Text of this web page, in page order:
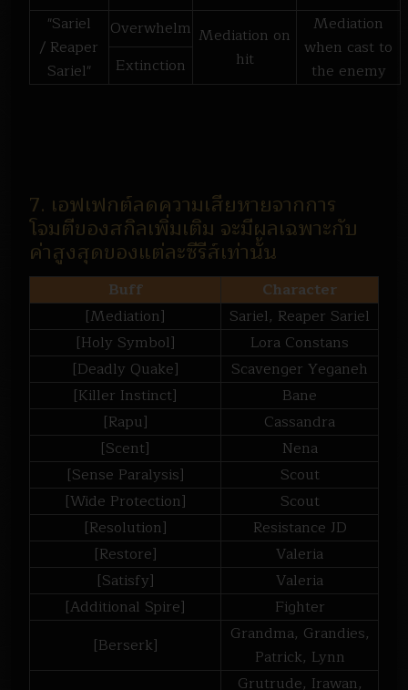
"Sariel
/ Reaper
Sariel"
Overwhelm Mediation on
hit
Mediation
when cast to
the enemy
Extinction
7. เอฟเฟกต์ลดความเสียหายจากการ
โจมตีของสกิลเพิ่มเติม จะมีผลเฉพาะกับ
ค่าสูงสุดของแต่ละซีรีส์เท่านั้น
Buff
Character
[Mediation]
Sariel, Reaper Sariel
[Holy Symbol]
Lora Constans
[Deadly Quake]
Scavenger Yeganeh
[Killer Instinct]
Bane
[Rapu]
Cassandra
[Scent]
Nena
[Sense Paralysis]
Scout
[Wide Protection]
Scout
[Resolution]
Resistance JD
[Restore]
Valeria
[Satisfy]
Valeria
[Additional Spire]
Fighter
[Berserk]
Grandma, Grandies,
Patrick, Lynn
Grutrude, Irawan,